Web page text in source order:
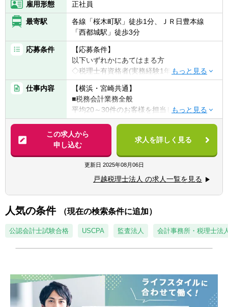
雇用形態 正社員
最寄駅
各線「桜木町駅」徒歩1分、ＪＲ日豊本線
「西都城駅」徒歩3分
応募条件
【応募条件】
以下いずれかにあてはまる方
◇税理士有資格者(実務経験1年以上)
◇公認会計士試験合格の方
※普通自動車第一種運転免許は必須となりま
す。
【具体的には】
◎責任感を持ち、丁寧な仕事を心掛けられる
方
◎お客様との一つひとつのコミュニケーショ
ンを大切にできる方
仕事内容
【横浜・宮崎共通】
■税務会計業務全般
平均20～30件のお客様を担当し、月に5～10
件訪問します。
・データ入力
・決算業務
・巡回監査
・その他税務会計業務 等
相続税も年に数件お問合わせがあり、チャレ
ンジする環境です。
＝＝＝＝＝＝＝＝＝＝＝＝＝＝＝＝＝＝＝
【宮崎オフィス（計10名前後）】
議所2階
・顧客対応が中心の業務となるため、コミュ
ニケーション能力が求められます。
・将来的には都城支店長を目指すことも可能
この求人から
申し込む
求人を詳しく見る
更新日 2025年08月06日
戸越税理士法人 の求人一覧を見る
人気の条件 （現在の検索条件に追加）
公認会計士試験合格 USCPA 監査法人 会計事務所・税理士法